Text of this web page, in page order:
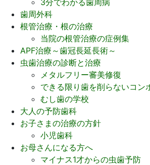
歯周外科
根管治療・根の治療
当院の根管治療の症例集
APF治療～歯冠長延長術～
虫歯治療の診断と治療
メタルフリー審美修復
できる限り歯を削らないコン
むし歯の学校
大人の予防歯科
お子さまの治療の方針
小児歯科
お母さんになる方へ
マイナス1才からの虫歯予防